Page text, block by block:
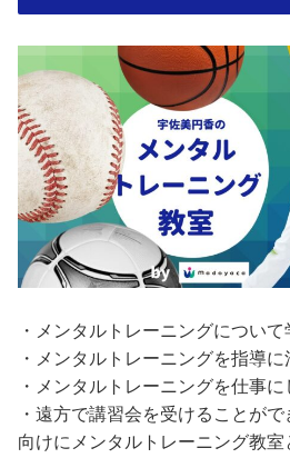
・メンタルトレーニングについ
・メンタルトレーニングを指導
・メンタルトレーニングを仕事
・遠方で講習会を受けることが
向けにメンタルトレーニング教